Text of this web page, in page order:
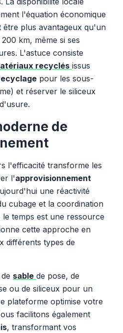
l'équation économique
être plus avantageux qu'un
km, même si ses
L'astuce consiste
recyclés issus
pour les sous-
et réserver le siliceux
de
l'efficacité transforme les
l'approvisionnement
une réactivité
cubage et la coordination
le temps est une ressource
cette approche en
différents types de
sable de pose, de
ou de siliceux pour un
plateforme optimise votre
facilitons également
, transformant vos